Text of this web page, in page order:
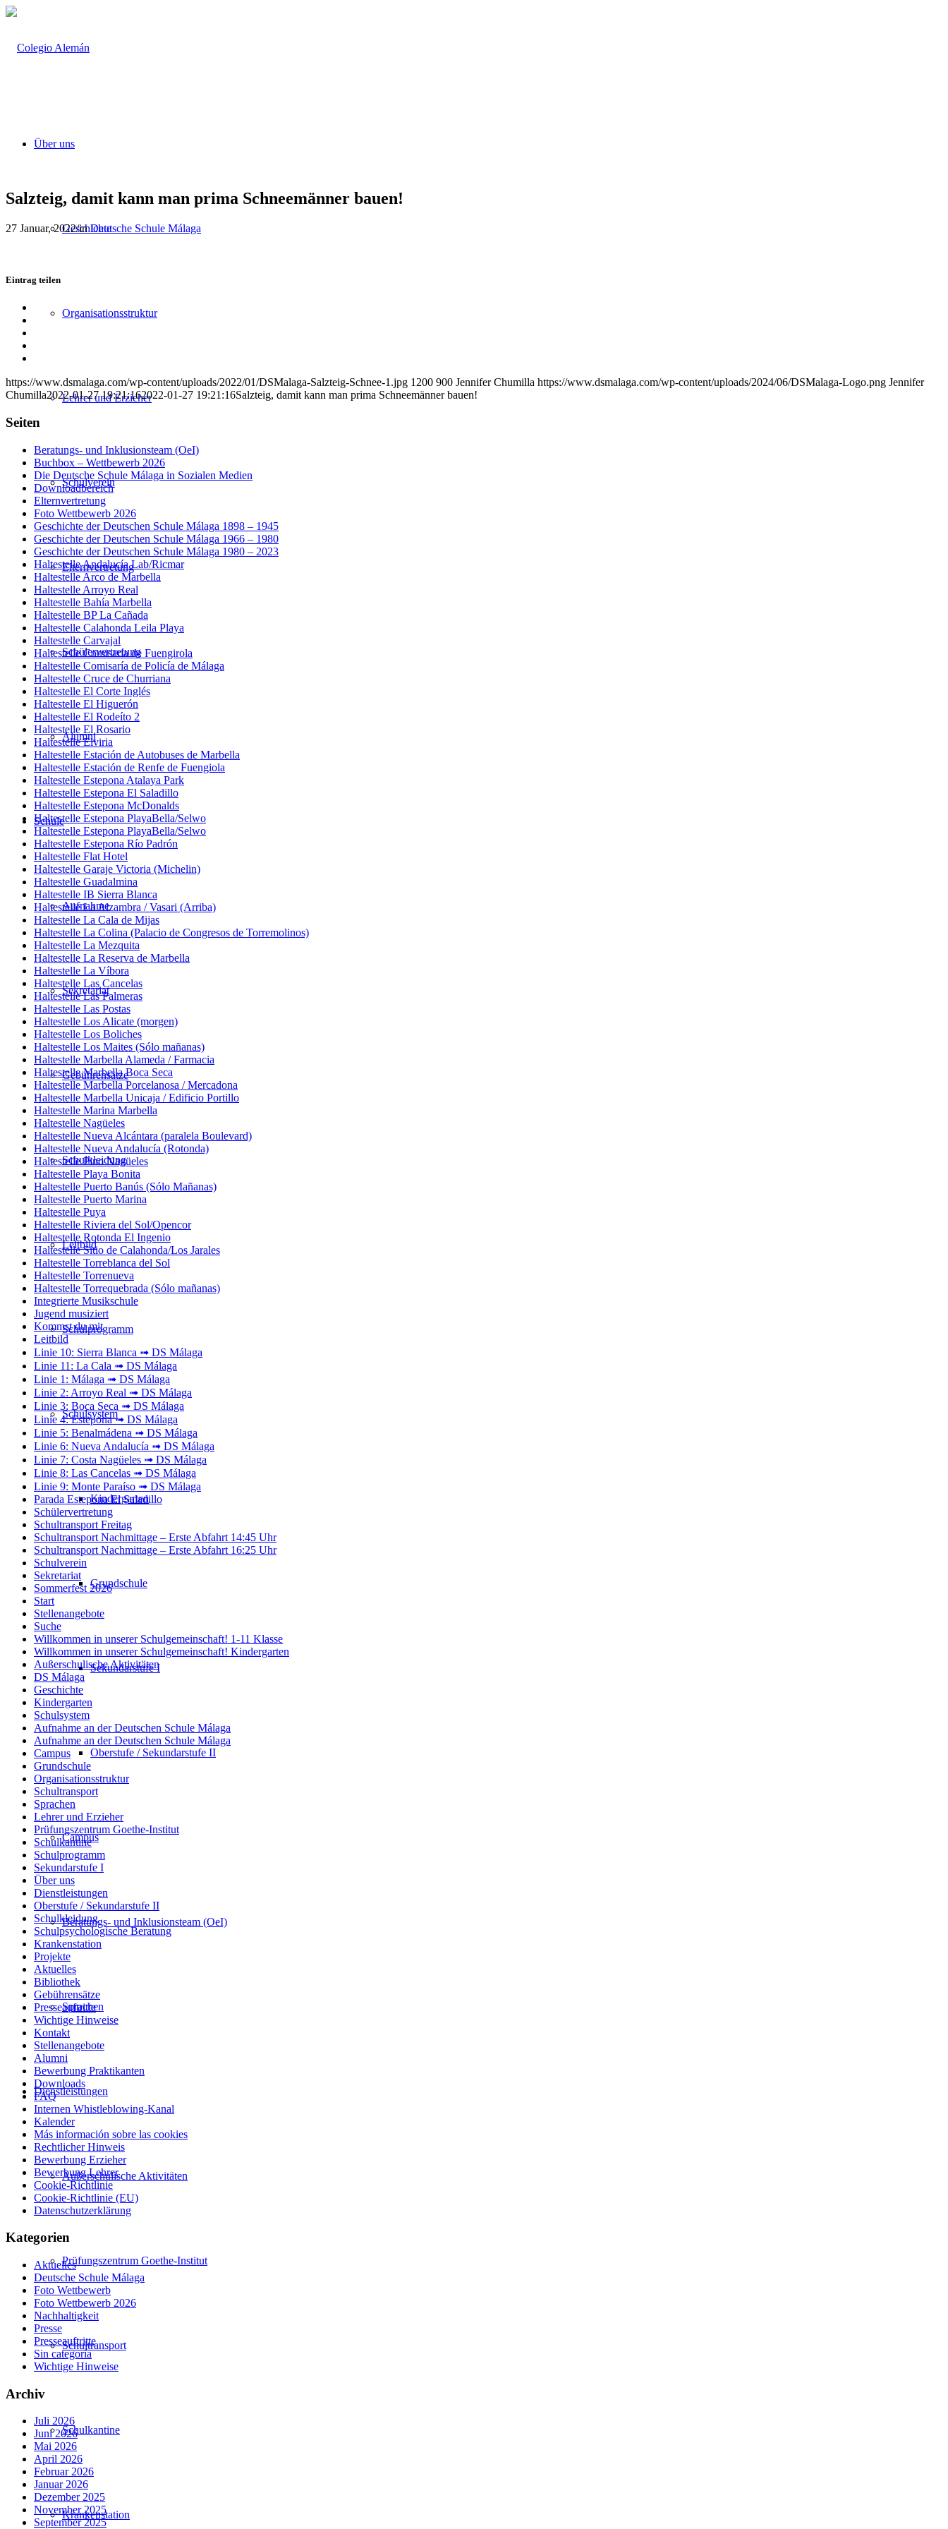
Über uns
Geschichte
Organisationsstruktur
Lehrer und Erzieher
Schulverein
Elternvertretung
Schülervertretung
Alumni
Schule
Aufnahme
Sekretariat
Gebührensätze
Schulkleidung
Leitbild
Schulprogramm
Schulsystem
Kindergarten
Grundschule
Sekundarstufe I
Oberstufe / Sekundarstufe II
Campus
Beratungs- und Inklusionsteam (OeI)
Sprachen
Dienstleistungen
Außerschulische Aktivitäten
Prüfungszentrum Goethe-Institut
Schultransport
Schulkantine
Krankenstation
Salzteig, damit kann man prima Schneemänner bauen!
27 Januar, 2022/inDeutsche Schule Málaga
Eintrag teilen
Teilen
Mail
teilen
https://www.dsmalaga.com/wp-content/uploads/2022/01/DSMalaga-Salzteig-Schnee-1.jpg 1200 900 Jennifer Chumilla https://www.dsmalaga.com/wp-content/uploads/2024/06/DSMalaga-Logo.png Jennifer
Chumilla2022-01-27 19:21:162022-01-27 19:21:16Salzteig, damit kann man prima Schneemänner bauen!
Seiten
Beratungs- und Inklusionsteam (OeI)
Buchbox – Wettbewerb 2026
Die Deutsche Schule Málaga in Sozialen Medien
Downloadbereich
Elternvertretung
Foto Wettbewerb 2026
Geschichte der Deutschen Schule Málaga 1898 – 1945
Geschichte der Deutschen Schule Málaga 1966 – 1980
Geschichte der Deutschen Schule Málaga 1980 – 2023
Haltestelle Andalucía Lab/Ricmar
Haltestelle Arco de Marbella
Haltestelle Arroyo Real
Haltestelle Bahía Marbella
Haltestelle BP La Cañada
Haltestelle Calahonda Leila Playa
Haltestelle Carvajal
Haltestelle Comisaría de Fuengirola
Haltestelle Comisaría de Policía de Málaga
Haltestelle Cruce de Churriana
Haltestelle El Corte Inglés
Haltestelle El Higuerón
Haltestelle El Rodeíto 2
Haltestelle El Rosario
Haltestelle Elviria
Haltestelle Estación de Autobuses de Marbella
Haltestelle Estación de Renfe de Fuengiola
Haltestelle Estepona Atalaya Park
Haltestelle Estepona El Saladillo
Haltestelle Estepona McDonalds
Haltestelle Estepona PlayaBella/Selwo
Haltestelle Estepona PlayaBella/Selwo
Haltestelle Estepona Río Padrón
Haltestelle Flat Hotel
Haltestelle Garaje Victoria (Michelin)
Haltestelle Guadalmina
Haltestelle IB Sierra Blanca
Haltestelle La Alzambra / Vasari (Arriba)
Haltestelle La Cala de Mijas
Haltestelle La Colina (Palacio de Congresos de Torremolinos)
Haltestelle La Mezquita
Haltestelle La Reserva de Marbella
Haltestelle La Víbora
Haltestelle Las Cancelas
Haltestelle Las Palmeras
Haltestelle Las Postas
Haltestelle Los Alicate (morgen)
Haltestelle Los Boliches
Haltestelle Los Maites (Sólo mañanas)
Haltestelle Marbella Alameda / Farmacia
Haltestelle Marbella Boca Seca
Haltestelle Marbella Porcelanosa / Mercadona
Haltestelle Marbella Unicaja / Edificio Portillo
Haltestelle Marina Marbella
Haltestelle Nagüeles
Haltestelle Nueva Alcántara (paralela Boulevard)
Haltestelle Nueva Andalucía (Rotonda)
Haltestelle Pino Nagüeles
Haltestelle Playa Bonita
Haltestelle Puerto Banús (Sólo Mañanas)
Haltestelle Puerto Marina
Haltestelle Puya
Haltestelle Riviera del Sol/Opencor
Haltestelle Rotonda El Ingenio
Haltestelle Sitio de Calahonda/Los Jarales
Haltestelle Torreblanca del Sol
Haltestelle Torrenueva
Haltestelle Torrequebrada (Sólo mañanas)
Integrierte Musikschule
Jugend musiziert
Kommst du mit
Leitbild
Linie 10: Sierra Blanca ➟ DS Málaga
Linie 11: La Cala ➟ DS Málaga
Linie 1: Málaga ➟ DS Málaga
Linie 2: Arroyo Real ➟ DS Málaga
Linie 3: Boca Seca ➟ DS Málaga
Linie 4: Estepona ➟ DS Málaga
Linie 5: Benalmádena ➟ DS Málaga
Linie 6: Nueva Andalucía ➟ DS Málaga
Linie 7: Costa Nagüeles ➟ DS Málaga
Linie 8: Las Cancelas ➟ DS Málaga
Linie 9: Monte Paraíso ➟ DS Málaga
Parada Estepona El Saladillo
Schülervertretung
Schultransport Freitag
Schultransport Nachmittage – Erste Abfahrt 14:45 Uhr
Schultransport Nachmittage – Erste Abfahrt 16:25 Uhr
Schulverein
Sekretariat
Sommerfest 2026
Start
Stellenangebote
Suche
Willkommen in unserer Schulgemeinschaft! 1-11 Klasse
Willkommen in unserer Schulgemeinschaft! Kindergarten
Außerschulische Aktivitäten
DS Málaga
Geschichte
Kindergarten
Schulsystem
Aufnahme an der Deutschen Schule Málaga
Aufnahme an der Deutschen Schule Málaga
Campus
Grundschule
Organisationsstruktur
Schultransport
Sprachen
Lehrer und Erzieher
Prüfungszentrum Goethe-Institut
Schulkantine
Schulprogramm
Sekundarstufe I
Über uns
Dienstleistungen
Oberstufe / Sekundarstufe II
Schulkleidung
Schulpsychologische Beratung
Krankenstation
Projekte
Aktuelles
Bibliothek
Gebührensätze
Presseauftritte
Wichtige Hinweise
Kontakt
Stellenangebote
Alumni
Bewerbung Praktikanten
Downloads
FAQ
Internen Whistleblowing-Kanal
Kalender
Más información sobre las cookies
Rechtlicher Hinweis
Bewerbung Erzieher
Bewerbung Lehrer
Cookie-Richtlinie
Cookie-Richtlinie (EU)
Datenschutzerklärung
Kategorien
Aktuelles
Deutsche Schule Málaga
Foto Wettbewerb
Foto Wettbewerb 2026
Nachhaltigkeit
Presse
Presseauftritte
Sin categoría
Wichtige Hinweise
Archiv
Juli 2026
Juni 2026
Mai 2026
April 2026
Februar 2026
Januar 2026
Dezember 2025
November 2025
September 2025